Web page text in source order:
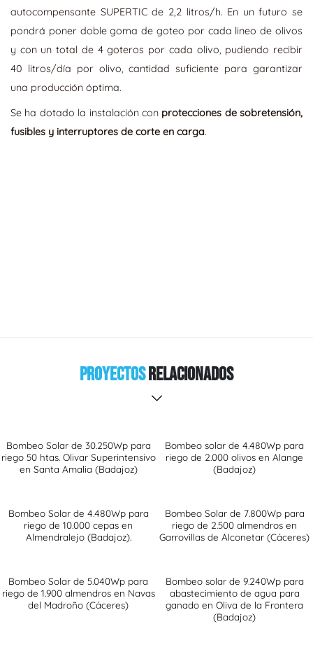
autocompensante SUPERTIC de 2,2 litros/h. En un futuro se
pondrá poner doble goma de goteo por cada lineo de olivos
y con un total de 4 goteros por cada olivo, pudiendo recibir
40 litros/día por olivo, cantidad suficiente para garantizar
una producción óptima.
Se ha dotado la instalación con protecciones de sobretensión,
fusibles y interruptores de corte en carga.
ProyectosRelacionados
Bombeo Solar de 30.250Wp para
riego 50 htas. Olivar Superintensivo
en Santa Amalia (Badajoz)
Bombeo solar de 4.480Wp para
riego de 2.000 olivos en Alange
(Badajoz)
Bombeo Solar de 4.480Wp para
riego de 10.000 cepas en
Almendralejo (Badajoz).
Bombeo Solar de 7.800Wp para
riego de 2.500 almendros en
Garrovillas de Alconetar (Cáceres)
Bombeo Solar de 5.040Wp para
riego de 1.900 almendros en Navas
del Madroño (Cáceres)
Bombeo solar de 9.240Wp para
abastecimiento de agua para
ganado en Oliva de la Frontera
(Badajoz)